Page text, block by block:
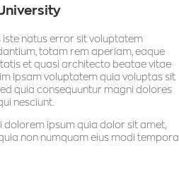
iste natus error sit voluptatem
totam rem aperiam, eaque
et quasi architecto beatae vitae
ipsam voluptatem quia voluptas sit
quia consequuntur magni dolores
nesciunt.
dolorem ipsum quia dolor sit amet,
non numquam eius modi tempora